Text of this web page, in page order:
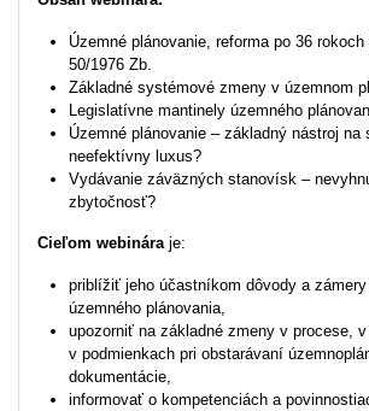
Územné plánovanie, reforma po 36
50/1976 Zb.
Základné systémové zmeny v územnom
Legislatívne mantinely územného
Územné plánovanie – základný nástroj na
neefektívny luxus?
Vydávanie záväzných stanovísk –
zbytočnosť?
Cieľom webináraje:
priblížiť jeho účastníkom dôvody a
územného plánovania,
upozorniť na základné zmeny v procese,
v podmienkach pri obstarávaní
dokumentácie,
informovať o kompetenciách a